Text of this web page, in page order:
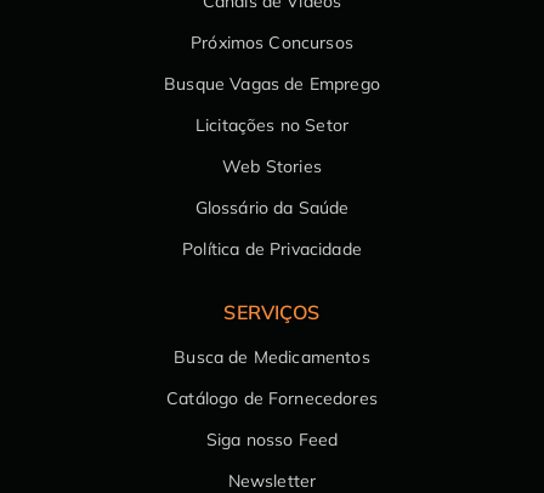
Próximos Concursos
Busque Vagas de Emprego
Licitações no Setor
Web Stories
Glossário da Saúde
Política de Privacidade
SERVIÇOS
Busca de Medicamentos
Catálogo de Fornecedores
Siga nosso Feed
Newsletter